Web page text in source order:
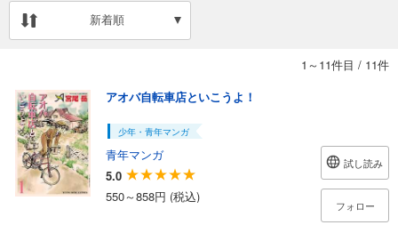
新着順
1～11件目 / 11件
アオバ自転車店といこうよ！
少年・青年マンガ
青年マンガ
5.0
550～858円 (税込)
試し読み
フォロー